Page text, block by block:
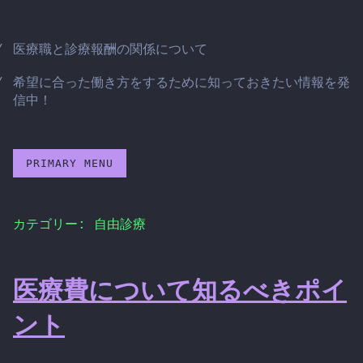
content
医療職と診療報酬の関係について
希望に合った働き方をするために知っておきたい情報を発
信中！
PRIMARY MENU
カテゴリー: 自由診療
医療費について知るべきポイ
ント